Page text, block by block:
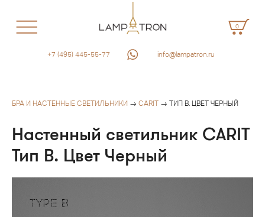
0
+7 (495) 445-55-77 info@lampatron.ru
БРА И НАСТЕННЫЕ СВЕТИЛЬНИКИ → CARIT → ТИП B. ЦВЕТ ЧЕРНЫЙ
Настенный светильник CARIT
Тип B. Цвет Черный